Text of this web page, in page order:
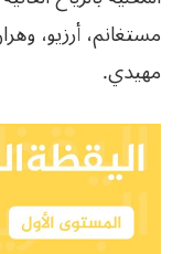
مستغانم، أرزيو،
مهيدي.